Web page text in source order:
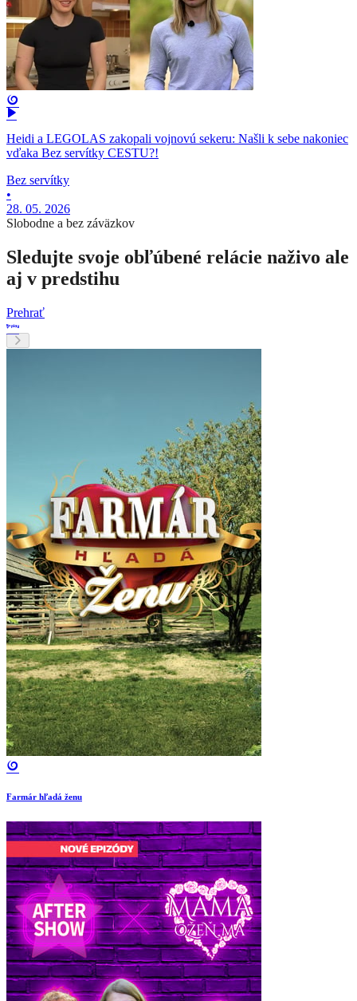
Heidi a LEGOLAS zakopali vojnovú sekeru: Našli k sebe nakoniec
vďaka Bez servítky CESTU?!
Bez servítky
•
28. 05. 2026
Slobodne a bez záväzkov
Sledujte svoje obľúbené relácie naživo ale
aj v predstihu
Prehrať
Farmár hľadá ženu